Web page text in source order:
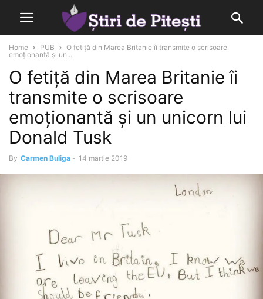
Home PUB
O fetiță din Marea Britanie îi transmite o scrisoare
emoționantă și un...
O fetiță din Marea Britanie îi
transmite o scrisoare
emoționantă și un unicorn lui
Donald Tusk
By Carmen Buliga - 14 martie 2019